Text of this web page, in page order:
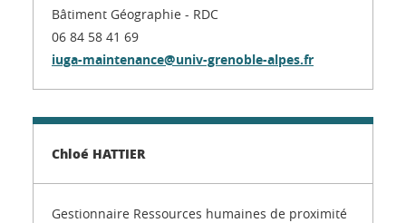
Bâtiment Géographie - RDC
06 84 58 41 69
iuga-maintenance@univ-grenoble-alpes.fr
Chloé HATTIER
Gestionnaire Ressources humaines de proximité